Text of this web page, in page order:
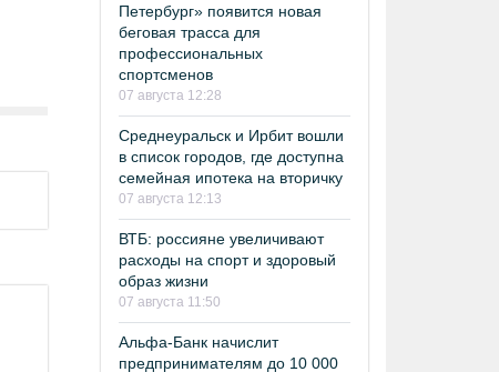
Петербург» появится новая
беговая трасса для
профессиональных
спортсменов
07 августа 12:28
Среднеуральск и Ирбит вошли
в список городов, где доступна
семейная ипотека на вторичку
07 августа 12:13
ВТБ: россияне увеличивают
расходы на спорт и здоровый
образ жизни
07 августа 11:50
Альфа-Банк начислит
предпринимателям до 10 000